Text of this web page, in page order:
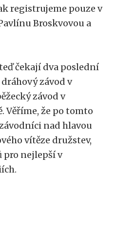
registrujeme pouze v
Broskvovou a
čekají dva poslední
závod v
závod v
Věříme, že po tomto
nad hlavou
vítěze družstev,
pro nejlepší v